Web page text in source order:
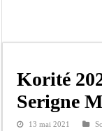
Le Sénégal bénéficie
Linguère : Un élève de
Gamou 1448 H / 2026
Korité
Serigne
13 mai 2021